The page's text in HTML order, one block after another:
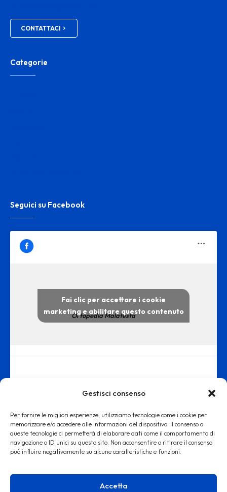
Gestisci consenso
Per fornire le migliori esperienze, utilizziamo tecnologie come i cookie per
memorizzare e/o accedere alle informazioni del dispositivo. Il consenso a
queste tecnologie ci permetterà di elaborare dati come il comportamento di
navigazione o ID unici su questo sito. Non acconsentire o ritirare il consenso
può influire negativamente su alcune caratteristiche e funzioni.
Accetta
CONTATTACI
Categorie
Seguici su Facebook
Ortopedia Malatesta
Fai clic per accettare i cookie
marketing e abilitare questo contenuto
www.ortopediamalatesta.it - copyright 2019 © - Iscrizione alla Camera
di Commercio di Roma REA RM: 1553167